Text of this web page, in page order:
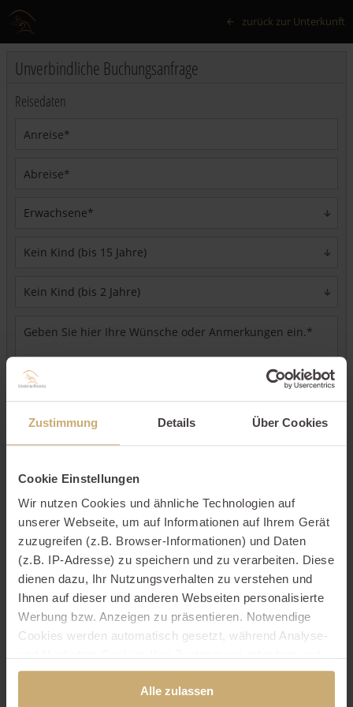
Zustimmung Details Über Cookies
Cookie Einstellungen
Wir nutzen Cookies und ähnliche Technologien auf
unserer Webseite, um auf Informationen auf Ihrem Gerät
zuzugreifen (z.B. Browser-Informationen) und Daten
(z.B. IP-Adresse) zu speichern und zu verarbeiten. Diese
dienen dazu, Ihr Nutzungsverhalten zu verstehen und
Ihnen auf dieser und anderen Webseiten personalisierte
Werbung bzw. Anzeigen zu präsentieren. Notwendige
Cookies werden automatisch gesetzt, während Analyse-
auch außerhalb der EU/EWR, z.B. in den USA,
verarbeitet werden, wo Ihre Daten nicht mit den gleichen
Alle zulassen
zurück zur Unterkunft
Unverbindliche Buchungsanfrage
Reisedaten
Kontaktdaten